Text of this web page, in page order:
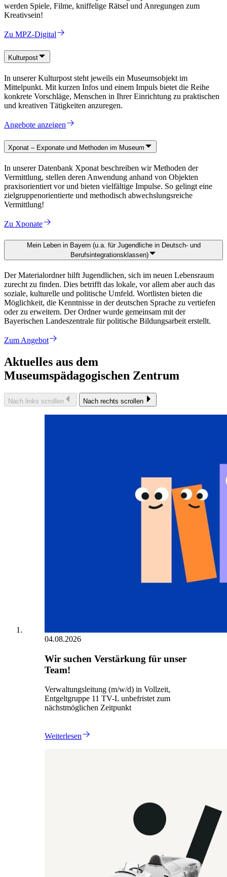
werden Spiele, Filme, kniffelige Rätsel und Anregungen zum
Kreativsein!
Zu MPZ-Digital
Kulturpost
In unserer Kulturpost steht jeweils ein Museumsobjekt im
Mittelpunkt. Mit kurzen Infos und einem Impuls bietet die Reihe
konkrete Vorschläge, Menschen in Ihrer Einrichtung zu praktischen
und kreativen Tätigkeiten anzuregen.
Angebote anzeigen
Xponat – Exponate und Methoden im Museum
In unserer Datenbank Xponat beschreiben wir Methoden der
Vermittlung, stellen deren Anwendung anhand von Objekten
praxisorientiert vor und bieten vielfältige Impulse. So gelingt eine
zielgruppenorientierte und methodisch abwechslungsreiche
Vermittlung!
Zu Xponate
Mein Leben in Bayern (u.a. für Jugendliche in Deutsch- und
Berufsintegrationsklassen)
Der Materialordner hilft Jugendlichen, sich im neuen Lebensraum
zurecht zu finden. Dies betrifft das lokale, vor allem aber auch das
soziale, kulturelle und politische Umfeld. Wortlisten bieten die
Möglichkeit, die Kenntnisse in der deutschen Sprache zu vertiefen
oder zu erweitern. Der Ordner wurde gemeinsam mit der
Bayerischen Landeszentrale für politische Bildungsarbeit erstellt.
Zum Angebot
Aktuelles aus dem
Museumspädagogischen Zentrum
Nach links scrollen Nach rechts scrollen
04.08.2026
Wir suchen Verstärkung für unser
Team!
Verwaltungsleitung (m/w/d) in Vollzeit,
Entgeltgruppe 11 TV-L unbefristet zum
nächstmöglichen Zeitpunkt
Weiterlesen